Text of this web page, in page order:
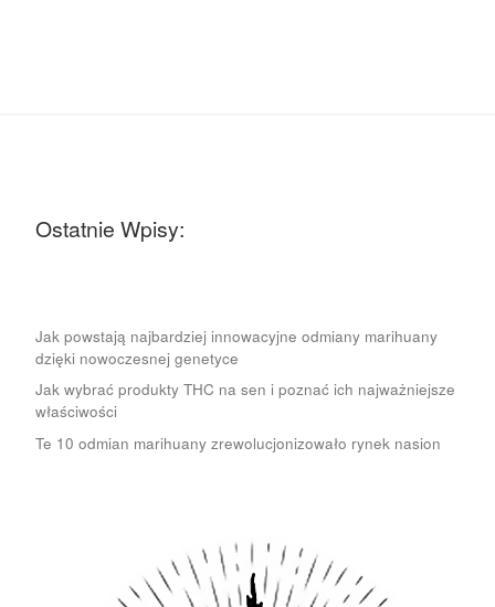
Ostatnie Wpisy:
Jak powstają najbardziej innowacyjne odmiany marihuany
dzięki nowoczesnej genetyce
Jak wybrać produkty THC na sen i poznać ich najważniejsze
właściwości
Te 10 odmian marihuany zrewolucjonizowało rynek nasion